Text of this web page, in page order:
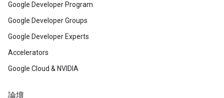
Google Developer Program
Google Developer Groups
Google Developer Experts
Accelerators
Google Cloud & NVIDIA
論壇